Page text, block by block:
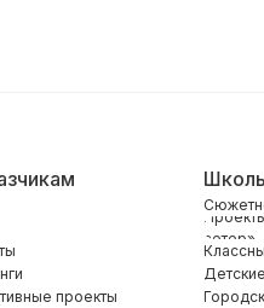
проекты
ветер»